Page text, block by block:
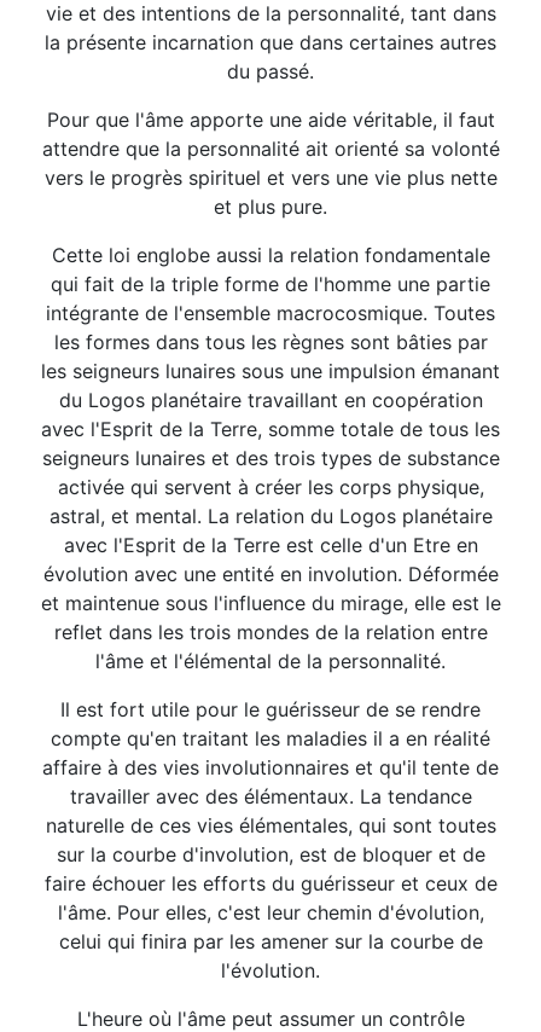
vie et des intentions de la personnalité, tant dans
la présente incarnation que dans certaines autres
du passé.
Pour que l'âme apporte une aide véritable, il faut
attendre que la personnalité ait orienté sa volonté
vers le progrès spirituel et vers une vie plus nette
et plus pure.
Cette loi englobe aussi la relation fondamentale
qui fait de la triple forme de l'homme une partie
intégrante de l'ensemble macrocosmique. Toutes
les formes dans tous les règnes sont bâties par
les seigneurs lunaires sous une impulsion émanant
du Logos planétaire travaillant en coopération
avec l'Esprit de la Terre, somme totale de tous les
seigneurs lunaires et des trois types de substance
activée qui servent à créer les corps physique,
astral, et mental. La relation du Logos planétaire
avec l'Esprit de la Terre est celle d'un Etre en
évolution avec une entité en involution. Déformée
et maintenue sous l'influence du mirage, elle est le
reflet dans les trois mondes de la relation entre
l'âme et l'élémental de la personnalité.
Il est fort utile pour le guérisseur de se rendre
compte qu'en traitant les maladies il a en réalité
affaire à des vies involutionnaires et qu'il tente de
travailler avec des élémentaux. La tendance
naturelle de ces vies élémentales, qui sont toutes
sur la courbe d'involution, est de bloquer et de
faire échouer les efforts du guérisseur et ceux de
l'âme. Pour elles, c'est leur chemin d'évolution,
celui qui finira par les amener sur la courbe de
l'évolution.
L'heure où l'âme peut assumer un contrôle